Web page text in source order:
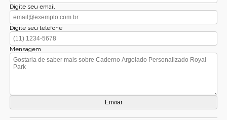
Digite seu email
Digite seu telefone
Mensagem